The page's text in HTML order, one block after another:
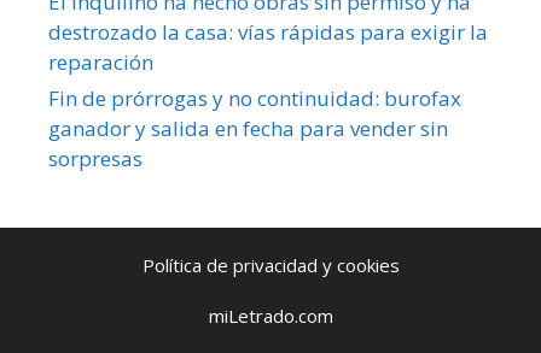
destrozado la casa: vías rápidas para exigir la
reparación
Fin de prórrogas y no continuidad: burofax
ganador y salida en fecha para vender sin
sorpresas
Política de privacidad y cookies
miLetrado.com